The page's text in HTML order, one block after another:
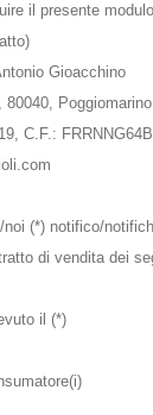
il presente
Gioacchino
C.F.:
(*) notifico/
di vendita dei
il (*)